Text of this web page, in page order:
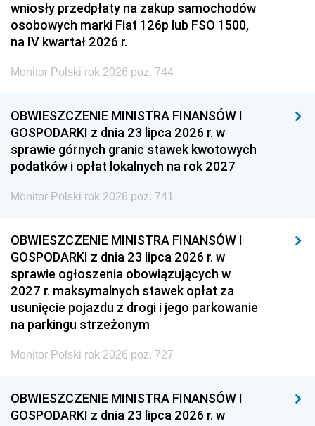
wniosły przedpłaty na zakup samochodów
osobowych marki Fiat 126p lub FSO 1500,
na IV kwartał 2026 r.
Monitor Polski rok 2026 poz. 744
OBWIESZCZENIE MINISTRA FINANSÓW I
GOSPODARKI z dnia 23 lipca 2026 r. w
sprawie górnych granic stawek kwotowych
podatków i opłat lokalnych na rok 2027
Monitor Polski rok 2026 poz. 741
OBWIESZCZENIE MINISTRA FINANSÓW I
GOSPODARKI z dnia 23 lipca 2026 r. w
sprawie ogłoszenia obowiązujących w
2027 r. maksymalnych stawek opłat za
usunięcie pojazdu z drogi i jego parkowanie
na parkingu strzeżonym
Monitor Polski rok 2026 poz. 727
OBWIESZCZENIE MINISTRA FINANSÓW I
GOSPODARKI z dnia 23 lipca 2026 r. w